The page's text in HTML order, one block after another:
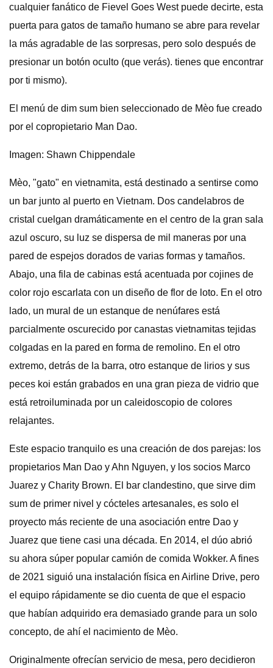
cualquier fanático de Fievel Goes West puede decirte, esta
puerta para gatos de tamaño humano se abre para revelar
la más agradable de las sorpresas, pero solo después de
presionar un botón oculto (que verás). tienes que encontrar
por ti mismo).
El menú de dim sum bien seleccionado de Mèo fue creado
por el copropietario Man Dao.
Imagen: Shawn Chippendale
Mèo, "gato" en vietnamita, está destinado a sentirse como
un bar junto al puerto en Vietnam. Dos candelabros de
cristal cuelgan dramáticamente en el centro de la gran sala
azul oscuro, su luz se dispersa de mil maneras por una
pared de espejos dorados de varias formas y tamaños.
Abajo, una fila de cabinas está acentuada por cojines de
color rojo escarlata con un diseño de flor de loto. En el otro
lado, un mural de un estanque de nenúfares está
parcialmente oscurecido por canastas vietnamitas tejidas
colgadas en la pared en forma de remolino. En el otro
extremo, detrás de la barra, otro estanque de lirios y sus
peces koi están grabados en una gran pieza de vidrio que
está retroiluminada por un caleidoscopio de colores
relajantes.
Este espacio tranquilo es una creación de dos parejas: los
propietarios Man Dao y Ahn Nguyen, y los socios Marco
Juarez y Charity Brown. El bar clandestino, que sirve dim
sum de primer nivel y cócteles artesanales, es solo el
proyecto más reciente de una asociación entre Dao y
Juarez que tiene casi una década. En 2014, el dúo abrió
su ahora súper popular camión de comida Wokker. A fines
de 2021 siguió una instalación física en Airline Drive, pero
el equipo rápidamente se dio cuenta de que el espacio
que habían adquirido era demasiado grande para un solo
concepto, de ahí el nacimiento de Mèo.
Originalmente ofrecían servicio de mesa, pero decidieron